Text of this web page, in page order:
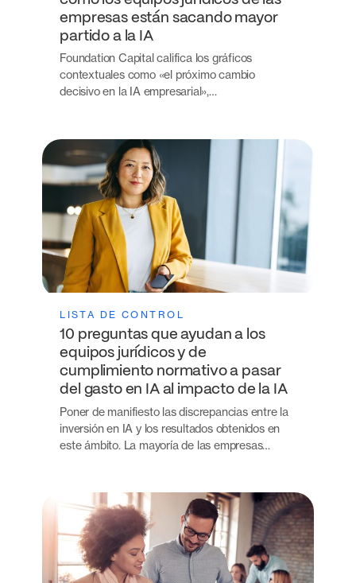
empresas están sacando mayor
partido a la IA
Foundation Capital califica los gráficos
contextuales como «el próximo cambio
decisivo en la IA empresarial»,…
LISTA DE CONTROL
10 preguntas que ayudan a los
equipos jurídicos y de
cumplimiento normativo a pasar
del gasto en IA al impacto de la IA
Poner de manifiesto las discrepancias entre la
inversión en IA y los resultados obtenidos en
este ámbito. La mayoría de las empresas…